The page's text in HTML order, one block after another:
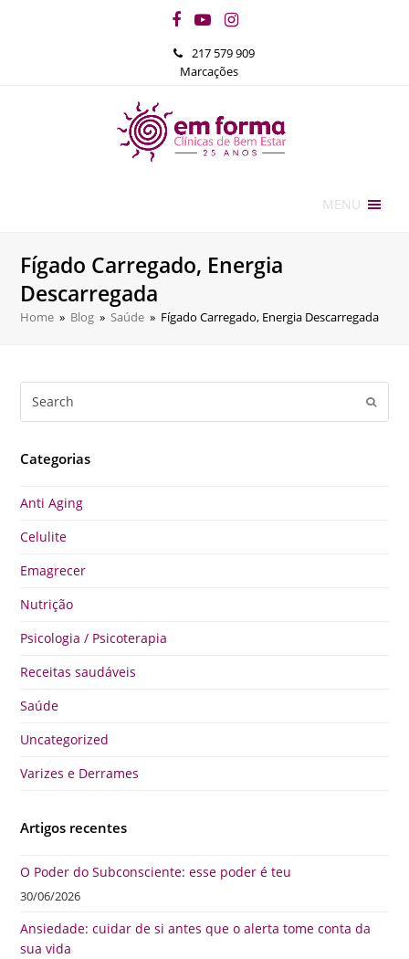
Facebook
YouTubeInstagram
217 579 909
Marcações
MENU
Fígado Carregado, Energia
Descarregada
Home » Blog » Saúde » Fígado Carregado, Energia Descarregada
Categorias
Anti Aging
Celulite
Emagrecer
Nutrição
Psicologia / Psicoterapia
Receitas saudáveis
Saúde
Uncategorized
Varizes e Derrames
Artigos recentes
O Poder do Subconsciente: esse poder é teu
30/06/2026
Ansiedade: cuidar de si antes que o alerta tome conta da
sua vida